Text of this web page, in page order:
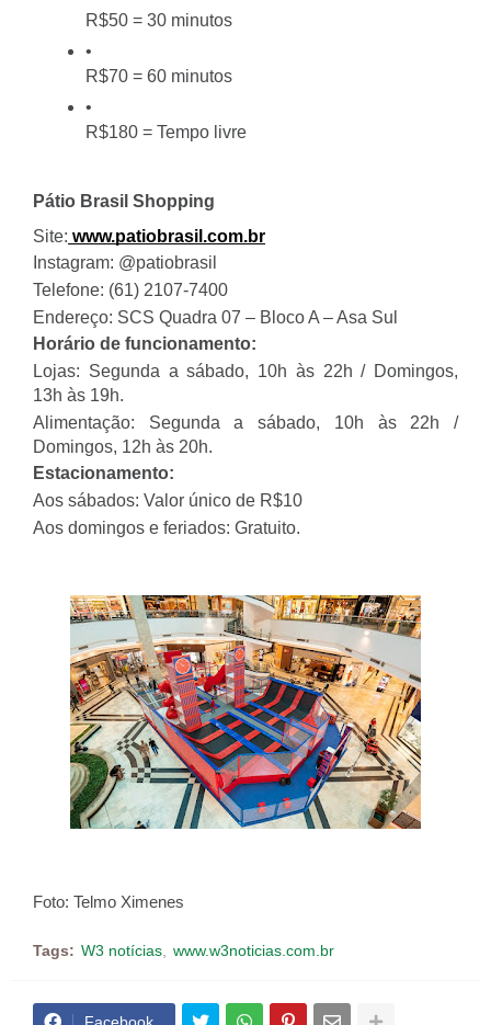
R$50 = 30 minutos
R$70 = 60 minutos
R$180 = Tempo livre
Pátio Brasil Shopping
Site: www.patiobrasil.com.br
Instagram: @patiobrasil
Telefone: (61) 2107-7400
Endereço: SCS Quadra 07 – Bloco A – Asa Sul
Horário de funcionamento:
Lojas: Segunda a sábado, 10h às 22h / Domingos,
13h às 19h.
Alimentação: Segunda a sábado, 10h às 22h /
Domingos, 12h às 20h.
Estacionamento:
Aos sábados: Valor único de R$10
Aos domingos e feriados: Gratuito.
Foto: Telmo Ximenes
Tags: W3 notícias www.w3noticias.com.br